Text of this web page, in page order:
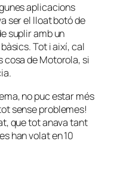
aplicacions
ser el lloat botó de
suplir amb un
Tot i així, cal
cosa de Motorola, si
no puc estar més
sense problemes!
que tot anava tant
han volat en 10